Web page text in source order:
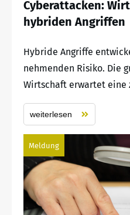
Cyberattacken:
hybriden Angriffen
Hybride Angriffe
nehmenden Risiko. Die
Wirtschaft erwartet eine
weiterlesen
Meldung